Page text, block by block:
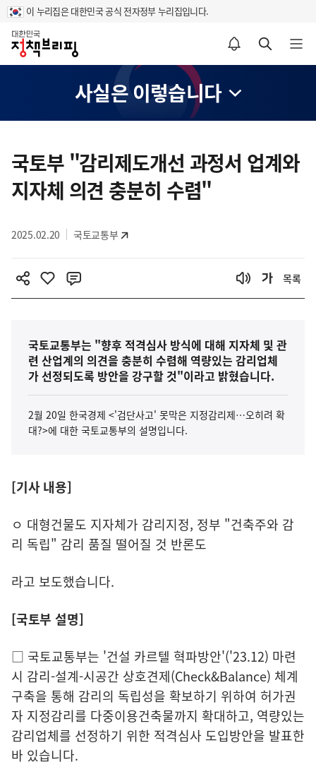
이 누리집은 대한민국 공식 전자정부 누리집입니다.
홈
알림설정 바로가기 검색 바로가기 메뉴 열기
사실은 이렇습니다
텐
츠
영
국토부 "감리제도개선 과정서 업계와
지자체 의견 충분히 수렴"
2025.02.20 국토교통부
목록
국토교통부는 "향후 적격심사 방식에 대해 지자체 및 관
련 산업계의 의견을 충분히 수렴해 역량있는 감리업체
가 선정되도록 방안을 강구할 것"이라고 밝혔습니다.
2월 20일 한국경제 <'검단사고' 못막은 지정감리제…오히려 확
대?>에 대한 국토교통부의 설명입니다.
[기사 내용]
ㅇ 대형건물도 지자체가 감리지정, 정부 "건축주와 감
리 독립" 감리 품질 떨어질 것 반론도
라고 보도했습니다.
[국토부 설명]
□ 국토교통부는 '건설 카르텔 혁파방안'('23.12) 마련
시 감리-설계-시공간 상호견제(Check&Balance) 체계
구축을 통해 감리의 독립성을 확보하기 위하여 허가권
자 지정감리를 다중이용건축물까지 확대하고, 역량있는
감리업체를 선정하기 위한 적격심사 도입방안을 발표한
바 있습니다.